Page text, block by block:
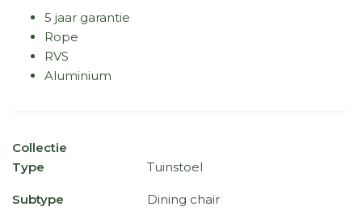
5 jaar garantie
Rope
RVS
Aluminium
Collectie
Type
Tuinstoel
Subtype Dining chair